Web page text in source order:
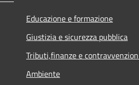
Educazione e formazione
Giustizia e sicurezza pubblica
Tributi,finanze e
Ambiente